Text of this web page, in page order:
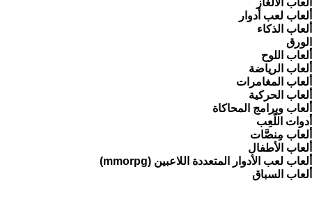
ألعاب الألغاز
ألعاب لعب أدوار
ألعاب الذكاء
الورق
ألعاب اللوح
ألعاب الرياضة
ألعاب المغامرات
ألعاب الحركية
ألعاب وبرامج المحاكاة
أدوات اللَّعِب
ألعاب مِنصَّات
ألعاب الأطفال
ألعاب لعب الأدوار المتعددة اللاعبين (mmorpg)
ألعاب السباق